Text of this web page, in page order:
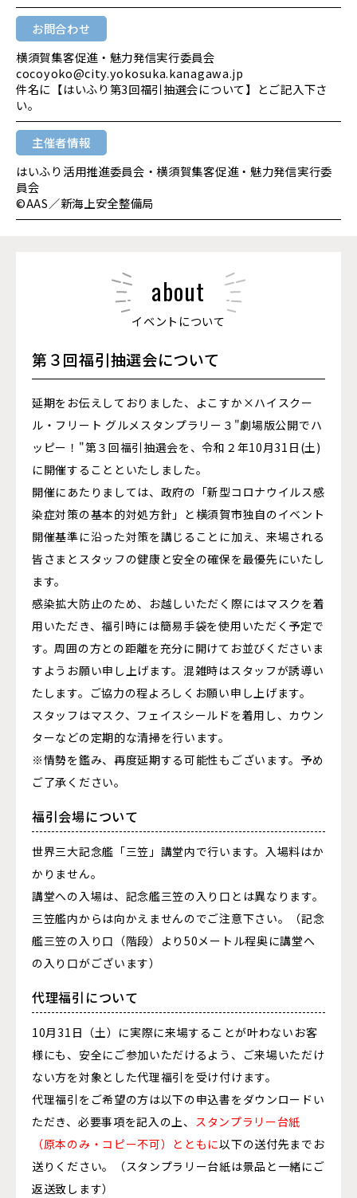
お問合わせ
横須賀集客促進・魅力発信実行委員会
cocoyoko@city.yokosuka.kanagawa.jp
件名に【はいふり第3回福引抽選会について】とご記入下さ
い。
主催者情報
はいふり活用推進委員会・横須賀集客促進・魅力発信実行委
員会
©AAS／新海上安全整備局
about
イベントについて
第３回福引抽選会について
延期をお伝えしておりました、よこすか×ハイスクー
ル・フリート グルメスタンプラリー３"劇場版公開でハ
ッピー！"第３回福引抽選会を、令和２年10月31日(土)
に開催することといたしました。
開催にあたりましては、政府の「新型コロナウイルス感
染症対策の基本的対処方針」と横須賀市独自のイベント
開催基準に沿った対策を講じることに加え、来場される
皆さまとスタッフの健康と安全の確保を最優先にいたし
ます。
感染拡大防止のため、お越しいただく際にはマスクを着
用いただき、福引時には簡易手袋を使用いただく予定で
す。周囲の方との距離を充分に開けてお並びくださいま
すようお願い申し上げます。混雑時はスタッフが誘導い
たします。ご協力の程よろしくお願い申し上げます。
スタッフはマスク、フェイスシールドを着用し、カウン
ターなどの定期的な清掃を行います。
※情勢を鑑み、再度延期する可能性もございます。予め
ご了承ください。
福引会場について
世界三大記念艦「三笠」講堂内で行います。入場料はか
かりません。
講堂への入場は、記念艦三笠の入り口とは異なります。
三笠艦内からは向かえませんのでご注意下さい。（記念
艦三笠の入り口（階段）より50メートル程奥に講堂へ
の入り口がございます）
代理福引について
10月31日（土）に実際に来場することが叶わないお客
様にも、安全にご参加いただけるよう、ご来場いただけ
ない方を対象とした代理福引を受け付けます。
代理福引をご希望の方は以下の申込書をダウンロードい
ただき、必要事項を記入の上、
スタンプラリー台紙
（原本のみ・コピー不可）とともに以下の送付先までお
送りください。（スタンプラリー台紙は景品と一緒にご
返送致します）